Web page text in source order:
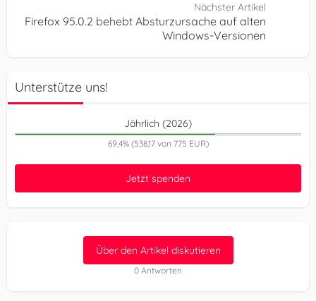
Nächster Artikel
Firefox 95.0.2 behebt Absturzursache auf alten
Windows-Versionen
Unterstütze uns!
Jährlich (2026)
69,4% (538,17 von 775 EUR)
Jetzt spenden
Über den Artikel diskutieren
0 Antworten